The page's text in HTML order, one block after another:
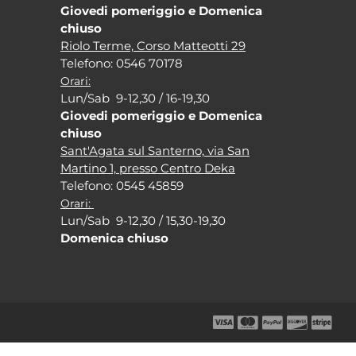
Giovedi pomeriggio e Domenica
chiuso
Riolo Terme, Corso Matteotti 29
Telefono: 0546 70178
Orari:
Lun/Sab 9-12,30 / 16-19,30
Giovedi pomeriggio e Domenica
chiuso
Sant'Agata sul Santerno, via San
Martino 1, presso Centro Deka
Telefono: 0545 45859
Orari:
Lun/Sab 9-12,30 / 15,30-19,30
Domenica chiuso